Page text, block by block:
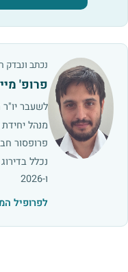
נכתב ונבדק
פרופ'
לשעבר
מנהל
פרופסור
ו-2026
לפרופיל